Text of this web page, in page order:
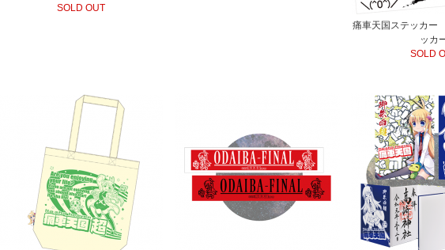
SOLD OUT
痛車天国ステッカー
ッカ
SOLD